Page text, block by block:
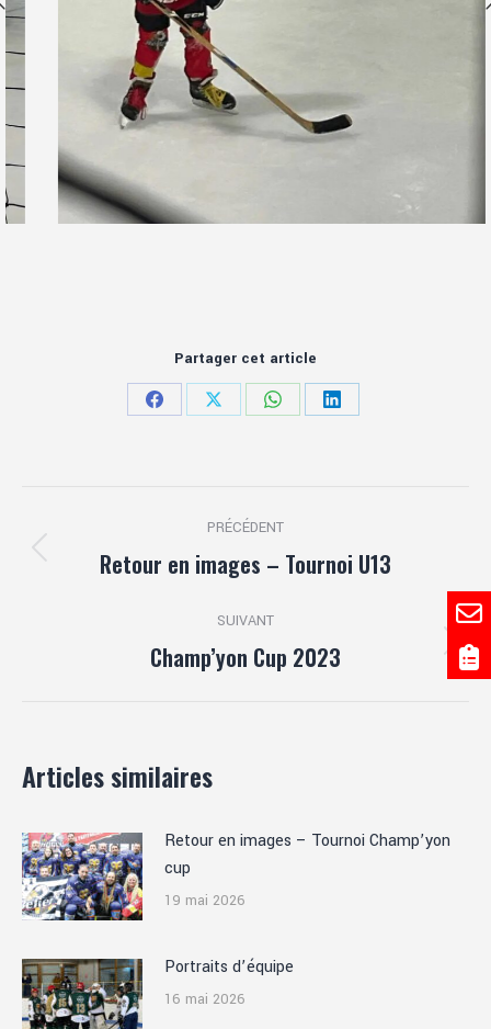
Partager cet article
PartagerPartagerPartagerPartager
article
PRÉCÉDENT
Article
:
Retour en images – Tournoi U13
SUIVANT
Article
Champ’yon Cup 2023
Articles similaires
Retour en images – Tournoi Champ’yon
cup
19 mai 2026
Portraits d’équipe
16 mai 2026